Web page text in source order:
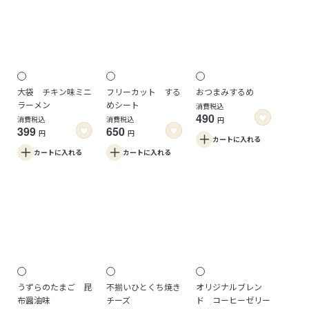
大袋 チキン味ミニ
ラーメン
消費税込
399 円
カートに入れる
フリーカット する
めシート
消費税込
650 円
カートに入れる
おつまみするめ
消費税込
490 円
カートに入れる
うずらのたまご 昆
布醤油味
不揃いひとくち焼き
チーズ
オリジナルブレン
ド コーヒーゼリー